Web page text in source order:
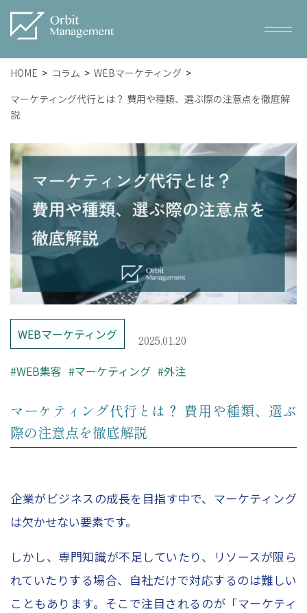
Service
サービス一覧
– トータルWEBマーケティング
– SEO対策
– WEB広告
– ホームページ・LP制作
– Looker Studio構築サービス
Price
コンサルティング料金
HOME
コンサルタント紹介
採用情報
HOME コラム
WEBマーケティング
マーケティング代行とは？ 費用や種類、選ぶ際の注意点を徹底解
説
WEBマーケティング
2025.01.20
#WEB集客 #マーケティング #外注
マーケティング代行とは？ 費用や種類、選ぶ
際の注意点を徹底解説
企業がビジネスの成長を目指す中で、マーケティング
は欠かせない要素です。
しかし、専門知識が不足していたり、リソースが限ら
れていたりする場合、自社だけで対応するのは難しい
こともあります。そこで注目されるのが「マーケティ